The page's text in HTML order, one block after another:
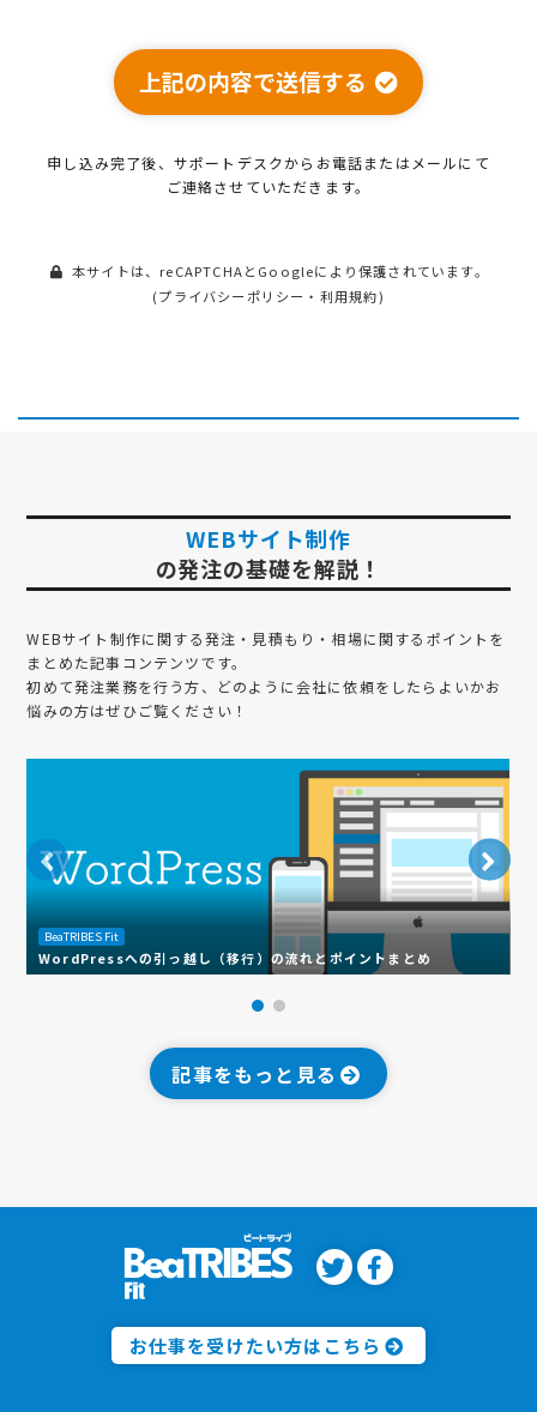
上記の内容で送信する
申し込み完了後、サポートデスクから お電話またはメールにて
ご連絡させていただきます。
本サイトは、reCAPTCHAとGoogleにより保護されています。
(プライバシーポリシー ・ 利用規約)
WEBサイト制作
の発注の基礎を解説！
WEBサイト制作に関する発注・見積もり・相場に関するポイントを
まとめた記事コンテンツです。
初めて発注業務を行う方、どのように会社に依頼をしたらよいかお
悩みの方はぜひご覧ください！
BeaTRIBES Fit
WordPressへの引っ越し（移行）の流れとポイントまとめ
記事をもっと見る
お仕事を受けたい方はこちら